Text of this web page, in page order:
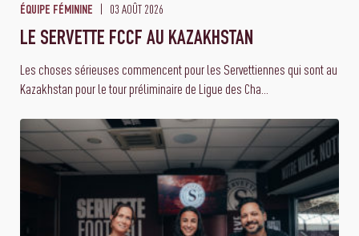
ÉQUIPE FÉMININE 03 AOÛT 2026
LE SERVETTE FCCF AU KAZAKHSTAN
Les choses sérieuses commencent pour les Servettiennes qui sont au
Kazakhstan pour le tour préliminaire de Ligue des Cha...